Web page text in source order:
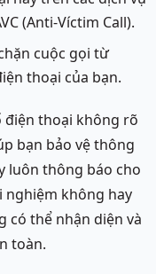
(Anti-Víctim Call).
cuộc gọi từ
thoại của bạn.
điện thoại không rõ
bạn bảo vệ thông
luôn thông báo cho
nghiệm không hay
có thể nhận diện và
toàn.